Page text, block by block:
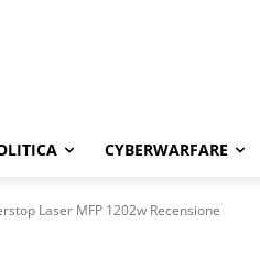
CYBERWARFARE
Laser MFP 1202w Recensione